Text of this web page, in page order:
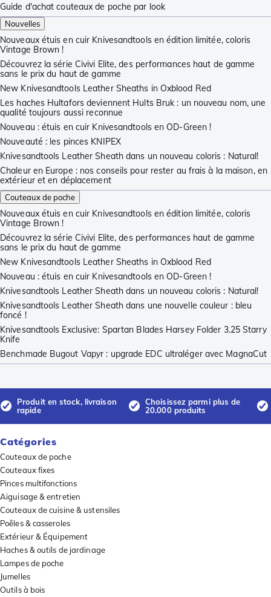
Guide d'achat couteaux de poche par look
Nouvelles
Nouveaux étuis en cuir Knivesandtools en édition limitée, coloris
Vintage Brown !
Découvrez la série Civivi Elite, des performances haut de gamme
sans le prix du haut de gamme
New Knivesandtools Leather Sheaths in Oxblood Red
Les haches Hultafors deviennent Hults Bruk : un nouveau nom, une
qualité toujours aussi reconnue
Nouveau : étuis en cuir Knivesandtools en OD-Green !
Nouveauté : les pinces KNIPEX
Knivesandtools Leather Sheath dans un nouveau coloris : Natural!
Chaleur en Europe : nos conseils pour rester au frais à la maison, en
extérieur et en déplacement
Couteaux de poche
Nouveaux étuis en cuir Knivesandtools en édition limitée, coloris
Vintage Brown !
Découvrez la série Civivi Elite, des performances haut de gamme
sans le prix du haut de gamme
New Knivesandtools Leather Sheaths in Oxblood Red
Nouveau : étuis en cuir Knivesandtools en OD-Green !
Knivesandtools Leather Sheath dans un nouveau coloris : Natural!
Knivesandtools Leather Sheath dans une nouvelle couleur : bleu
foncé !
Knivesandtools Exclusive: Spartan Blades Harsey Folder 3.25 Starry
Knife
Benchmade Bugout Vapyr : upgrade EDC ultraléger avec MagnaCut
Produit en stock, livraison
rapide
Choisissez parmi plus de
20.000 produits
Catégories
Couteaux de poche
Couteaux fixes
Pinces multifonctions
Aiguisage & entretien
Couteaux de cuisine & ustensiles
Poêles & casseroles
Extérieur & Équipement
Haches & outils de jardinage
Lampes de poche
Jumelles
Outils à bois